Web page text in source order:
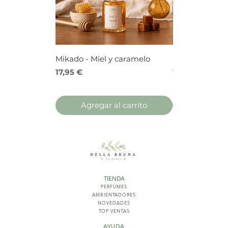
Mikado - Miel y caramelo
Precio
17,95 €
Agregar al carrito
Precio
17,95 €
TIENDA
PERFUMES
AMBIENTADORES
NOVEDADES
TOP VENTAS
AYUDA